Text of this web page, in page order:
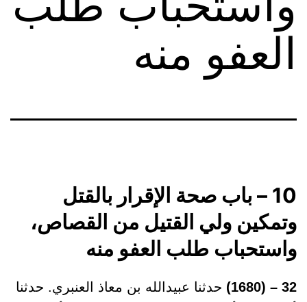
العفو منه
10 – باب صحة الإقرار بالقتل
وتمكين ولي القتيل من القصاص،
واستحباب طلب العفو منه
32 – (1680)
حدثنا عبيدالله بن معاذ العنبري. حدثنا